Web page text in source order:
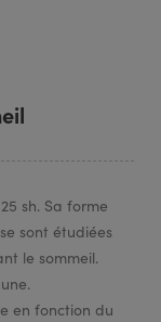
sh. Sa forme
sont étudiées
le sommeil.
en fonction du